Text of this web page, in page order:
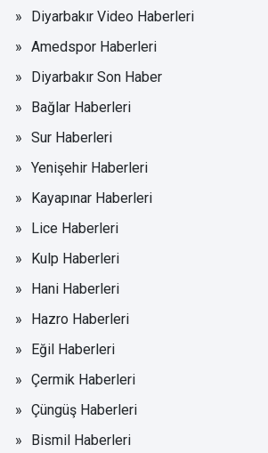
Diyarbakır Video Haberleri
Amedspor Haberleri
Diyarbakır Son Haber
Bağlar Haberleri
Sur Haberleri
Yenişehir Haberleri
Kayapınar Haberleri
Lice Haberleri
Kulp Haberleri
Hani Haberleri
Hazro Haberleri
Eğil Haberleri
Çermik Haberleri
Çüngüş Haberleri
Bismil Haberleri